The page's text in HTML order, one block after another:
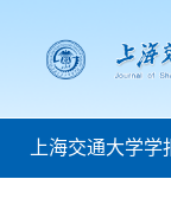
上海交通大学学